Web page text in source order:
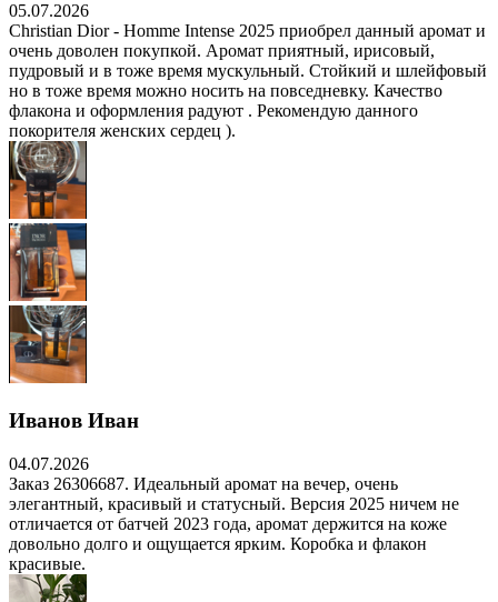
05.07.2026
Christian Dior - Homme Intense 2025 приобрел данный аромат и
очень доволен покупкой. Аромат приятный, ирисовый,
пудровый и в тоже время мускульный. Стойкий и шлейфовый
но в тоже время можно носить на повседневку. Качество
флакона и оформления радуют . Рекомендую данного
покорителя женских сердец ).
Иванов Иван
04.07.2026
Заказ 26306687. Идеальный аромат на вечер, очень
элегантный, красивый и статусный. Версия 2025 ничем не
отличается от батчей 2023 года, аромат держится на коже
довольно долго и ощущается ярким. Коробка и флакон
красивые.